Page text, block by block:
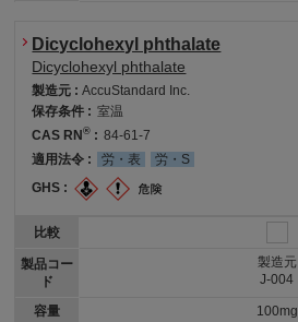
Dicyclohexyl phthalate
Dicyclohexyl phthalate
製造元 :AccuStandard Inc.
保存条件 : 室温
CAS RN® : 84-61-7
適用法令 :
労・表
労・S
GHS :
比較
製品コー
ド
容量
製造元
J-004
100mg